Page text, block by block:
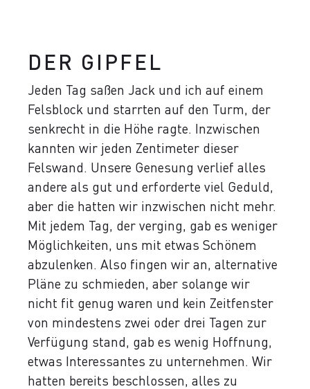
DER GIPFEL
Jeden Tag saßen Jack und ich auf einem
Felsblock und starrten auf den Turm, der
senkrecht in die Höhe ragte. Inzwischen
kannten wir jeden Zentimeter dieser
Felswand. Unsere Genesung verlief alles
andere als gut und erforderte viel Geduld,
aber die hatten wir inzwischen nicht mehr.
Mit jedem Tag, der verging, gab es weniger
Möglichkeiten, uns mit etwas Schönem
abzulenken. Also fingen wir an, alternative
Pläne zu schmieden, aber solange wir
nicht fit genug waren und kein Zeitfenster
von mindestens zwei oder drei Tagen zur
Verfügung stand, gab es wenig Hoffnung,
etwas Interessantes zu unternehmen. Wir
hatten bereits beschlossen, alles zu